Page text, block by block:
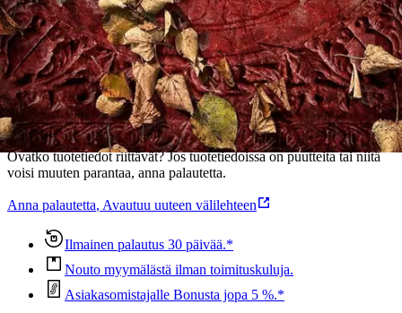
Ominaisuudet
Oletko tyytyväinen tuotetietoihin?
Ovatko tuotetiedot riittävät? Jos tuotetiedoissa on puutteita tai niitä
voisi muuten parantaa, anna palautetta.
Anna palautetta, Avautuu uuteen välilehteen
Ilmainen palautus 30 päivää.*
Nouto myymälästä ilman toimituskuluja.
Asiakasomistajalle Bonusta jopa 5 %.*